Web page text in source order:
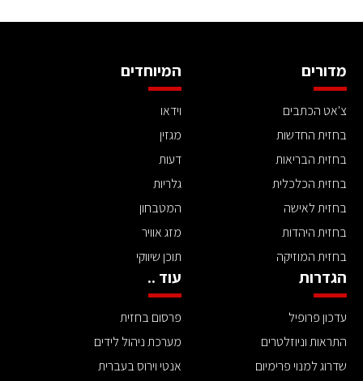
מדורים
צ'אט הכתבים
בחזית החדשות
בחזית הבריאות
בחזית הכלכלית
בחזית לאישה
בחזית היהדות
בחזית המוזיקה
המיוחדים
וידאו
מגזין
דעות
גלריות
המטבחון
מזג אוויר
תוכן שיווקי
הגדרות
עדכון פרופיל
התראות וניוזלטרים
שדרוג למנוי פרימיום
עוד ..
פרסום בחזית
מערכת ניהול לידים
אנטי וירוס בעברית